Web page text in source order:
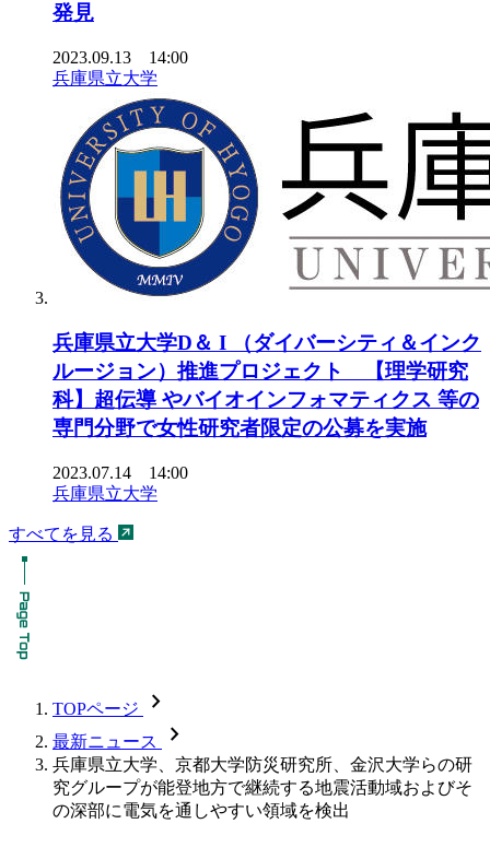
発見
2023.09.13 14:00
兵庫県立大学
兵庫県立大学D＆ I （ダイバーシティ＆インク
ルージョン）推進プロジェクト 【理学研究
科】超伝導 やバイオインフォマティクス 等の
専門分野で女性研究者限定の公募を実施
2023.07.14 14:00
兵庫県立大学
すべてを見る
TOPページ chevron_forward
最新ニュース chevron_forward
兵庫県立大学、京都大学防災研究所、金沢大学らの研
究グループが能登地方で継続する地震活動域およびそ
の深部に電気を通しやすい領域を検出